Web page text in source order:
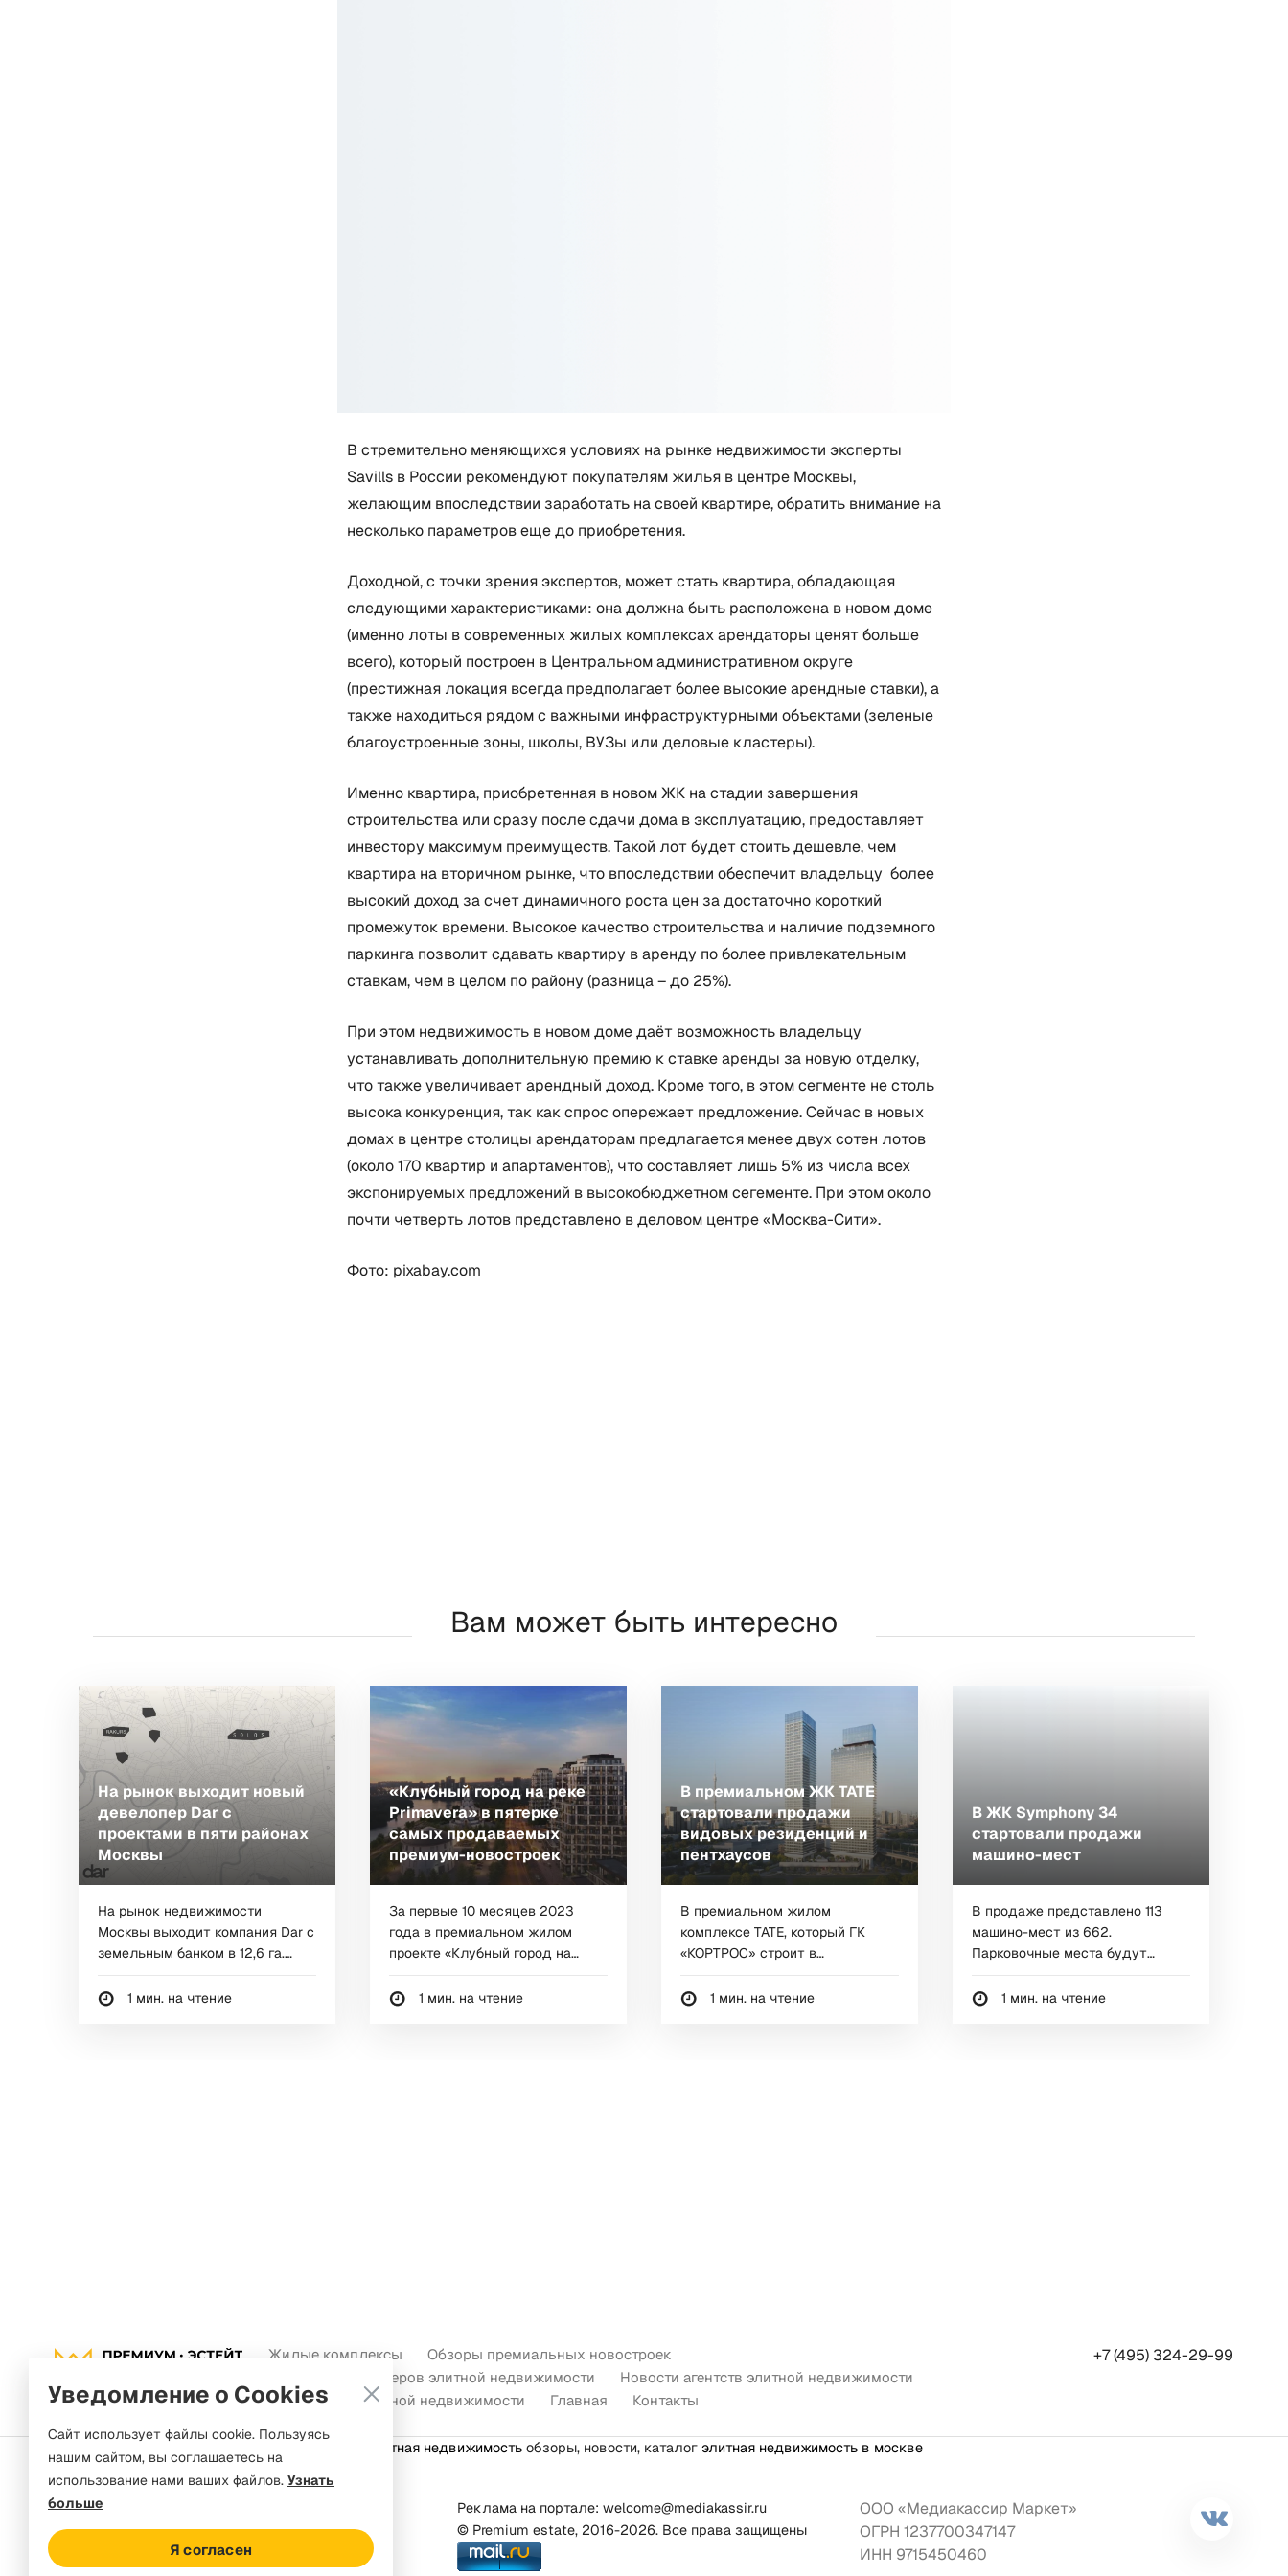
В стремительно меняющихся условиях на рынке недвижимости эксперты
Savills в России рекомендуют покупателям жилья в центре Москвы,
желающим впоследствии заработать на своей квартире, обратить внимание на
несколько параметров еще до приобретения.
Доходной, с точки зрения экспертов, может стать квартира, обладающая
следующими характеристиками: она должна быть расположена в новом доме
(именно лоты в современных жилых комплексах арендаторы ценят больше
всего), который построен в Центральном административном округе
(престижная локация всегда предполагает более высокие арендные ставки), а
также находиться рядом с важными инфраструктурными объектами (зеленые
благоустроенные зоны, школы, ВУЗы или деловые кластеры).
Именно квартира, приобретенная в новом ЖК на стадии завершения
строительства или сразу после сдачи дома в эксплуатацию, предоставляет
инвестору максимум преимуществ. Такой лот будет стоить дешевле, чем
квартира на вторичном рынке, что впоследствии обеспечит владельцу более
высокий доход за счет динамичного роста цен за достаточно короткий
промежуток времени. Высокое качество строительства и наличие подземного
паркинга позволит сдавать квартиру в аренду по более привлекательным
ставкам, чем в целом по району (разница – до 25%).
При этом недвижимость в новом доме даёт возможность владельцу
устанавливать дополнительную премию к ставке аренды за новую отделку,
что также увеличивает арендный доход. Кроме того, в этом сегменте не столь
высока конкуренция, так как спрос опережает предложение. Сейчас в новых
домах в центре столицы арендаторам предлагается менее двух сотен лотов
(около 170 квартир и апартаментов), что составляет лишь 5% из числа всех
экспонируемых предложений в высокобюджетном сегементе. При этом около
почти четверть лотов представлено в деловом центре «Москва-Сити».
Фото: pixabay.com
Вам может быть интересно
На рынок выходит новый
девелопер Dar c
проектами в пяти районах
Москвы
На рынок недвижимости
Москвы выходит компания Dar с
земельным банком в 12,6 га.
1 мин. на чтение
«Клубный город на реке
Primavera» в пятерке
самых продаваемых
премиум-новостроек
За первые 10 месяцев 2023
года в премиальном жилом
проекте «Клубный город на
1 мин. на чтение
В премиальном ЖК ТАТЕ
стартовали продажи
видовых резиденций и
пентхаусов
В премиальном жилом
комплексе ТАТЕ, который ГК
«КОРТРОС» строит в
1 мин. на чтение
В ЖК Symphony 34
стартовали продажи
машино-мест
В продаже представлено 113
машино-мест из 662.
Парковочные места будут
1 мин. на чтение
Жилые комплексы
Обзоры премиальных новостроек
Новости девелоперов элитной недвижимости
Новости агентств элитной недвижимости
Новости зарубежной недвижимости
Главная Контакты
+7 (495) 324-29-99
элитная недвижимостьобзоры, новости, каталог элитная недвижимость в москве
Используя обратную связь я даю
согласие наобработку персональных
Реклама на портале: welcome@mediakassir.ru
© Premium estate, 2016-2026. Все права защищены
ООО «Медиакассир Маркет»
ОГРН 1237700347147
ИНН 9715450460
Уведомление о Cookies
Сайт использует файлы cookie. Пользуясь
нашим сайтом, вы соглашаетесь на
использование нами ваших файлов. Узнать
больше
Я согласен